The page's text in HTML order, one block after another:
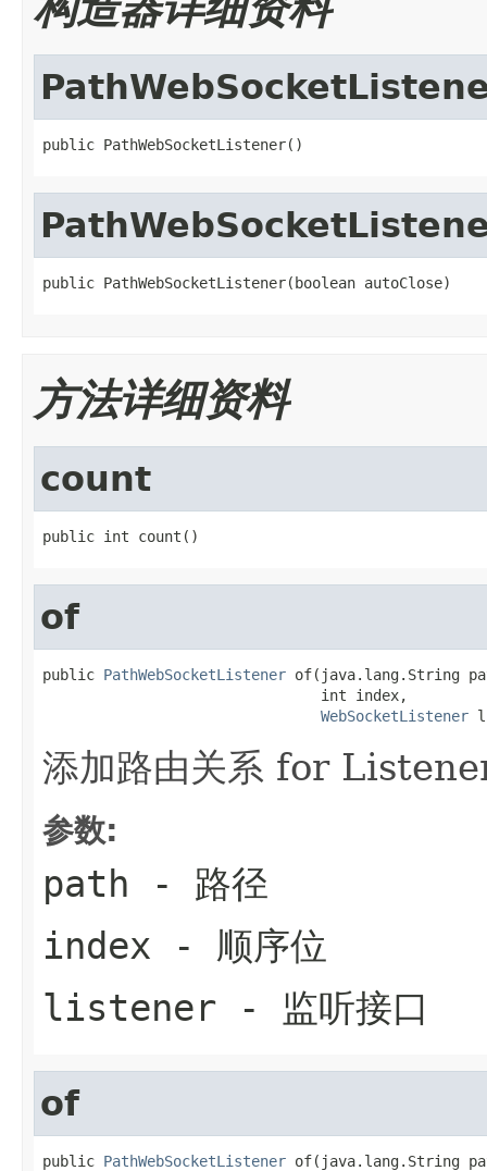
public PathWebSocketListener()
public PathWebSocketListener(boolean autoClose)
方法详细资料
count
public int count()
of
public PathWebSocketListener of(java.lang.String
                                int index,
WebSocketListener
添加路由关系 for
参数:
path - 路径
index - 顺序位
listener - 监听接口
of
public PathWebSocketListener of(java.lang.String